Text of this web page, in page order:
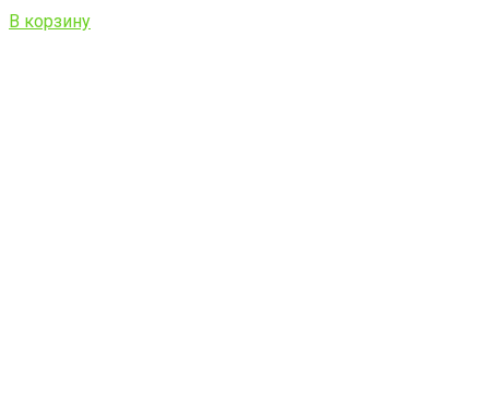
В корзину